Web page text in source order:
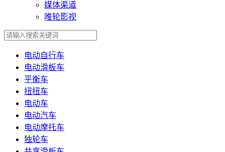
媒体渠道
唯轮影视
电动自行车
电动滑板车
平衡车
扭扭车
电动车
电动汽车
电动摩托车
独轮车